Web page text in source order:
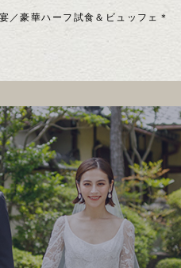
／豪華ハーフ試食＆ビュッフェ＊